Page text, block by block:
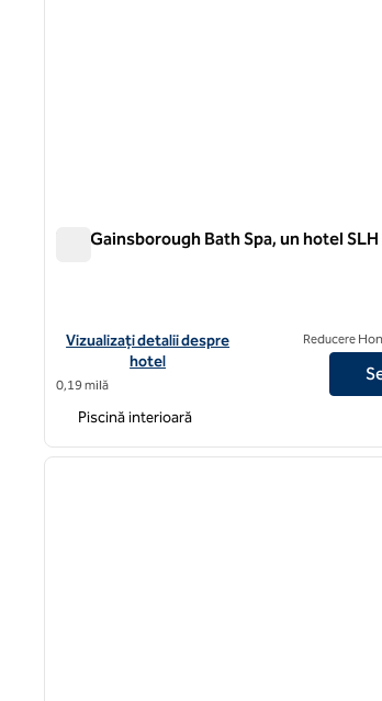
The Gainsborough Bath Spa, un hotel SLH
Vizualizați detaliile hotelului pentru The
Vizualizați detalii despre
hotel
0,19 milă
Reducere
Piscină interioară
1 din 9